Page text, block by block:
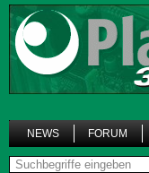
NEWS FORUM